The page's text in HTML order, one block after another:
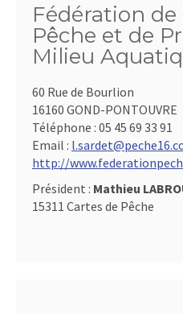
Fédération
Pêche et de
Milieu
60 Rue de Bourlion
16160 GOND-PONTOUVRE
Téléphone : 05 45 69 33 91
Email :
http://
Président : Mathieu
15311 Cartes de Pêche